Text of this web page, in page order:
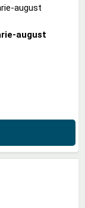
august